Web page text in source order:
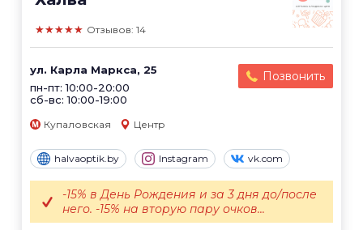
★★★★★ Отзывов: 14
ул. Карла Маркса, 25
пн-пт: 10:00-20:00
сб-вс: 10:00-19:00
Позвонить
Купаловская Центр
halvaoptik.by Instagram vk.com
-15% в День Рождения и за 3 дня до/после
него. -15% на вторую пару очков...